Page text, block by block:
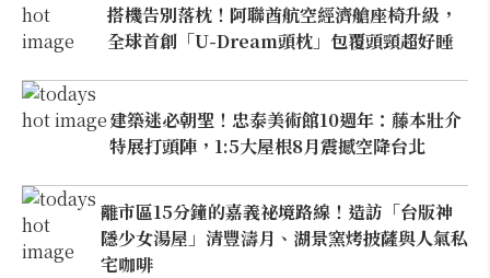
搭機告別落枕！阿聯酋航空經濟艙座椅升級，
全球首創「U-Dream頭枕」包覆頭頸超好睡
建築迷必朝聖！忠泰美術館10週年：藤本壯介
特展打頭陣，1:5大屋根8月震撼空降台北
離市區15分鐘的嘉義祕境路線！造訪「台版神
隱少女湯屋」清豐濤月、湖景窯烤披薩與人氣私
宅咖啡